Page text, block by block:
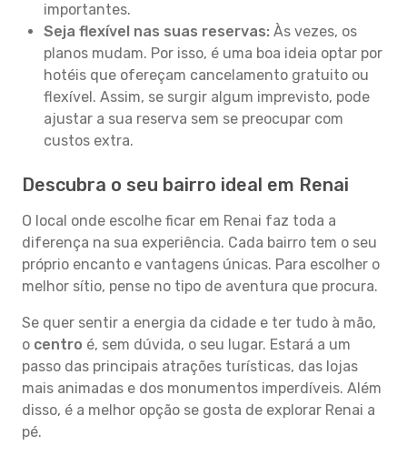
importantes.
Seja flexível nas suas reservas: Às vezes, os
planos mudam. Por isso, é uma boa ideia optar por
hotéis que ofereçam cancelamento gratuito ou
flexível. Assim, se surgir algum imprevisto, pode
ajustar a sua reserva sem se preocupar com
custos extra.
Descubra o seu bairro ideal em Renai
O local onde escolhe ficar em Renai faz toda a
diferença na sua experiência. Cada bairro tem o seu
próprio encanto e vantagens únicas. Para escolher o
melhor sítio, pense no tipo de aventura que procura.
Se quer sentir a energia da cidade e ter tudo à mão,
o centro é, sem dúvida, o seu lugar. Estará a um
passo das principais atrações turísticas, das lojas
mais animadas e dos monumentos imperdíveis. Além
disso, é a melhor opção se gosta de explorar Renai a
pé.